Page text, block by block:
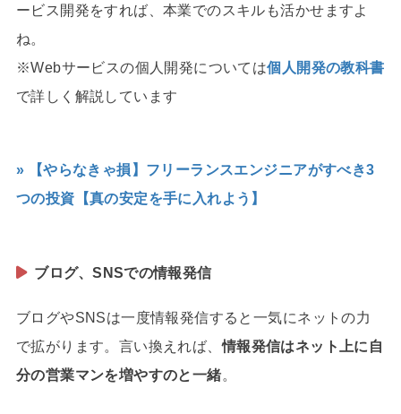
ービス開発をすれば、本業でのスキルも活かせますよ
ね。
※Webサービスの個人開発については個人開発の教科書
で詳しく解説しています
» 【やらなきゃ損】フリーランスエンジニアがすべき3
つの投資【真の安定を手に入れよう】
ブログ、SNSでの情報発信
ブログやSNSは一度情報発信すると一気にネットの力
で拡がります。言い換えれば、情報発信はネット上に自
分の営業マンを増やすのと一緒。